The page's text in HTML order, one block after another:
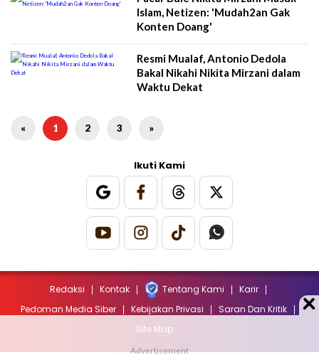
Islam, Netizen: 'Mudah2an Gak
Konten Doang'
Resmi Mualaf, Antonio Dedola
Bakal Nikahi Nikita Mirzani dalam
Waktu Dekat
« 1 2 3 »
Ikuti Kami
Redaksi Kontak Tentang Kami
Karir
Pedoman Media Siber
Kebijakan Privasi
Saran Dan Kritik
Site Map